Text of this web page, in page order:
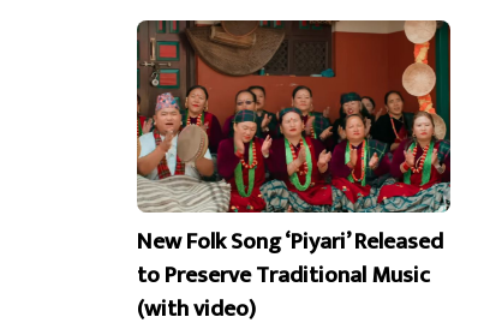
New Folk Song ‘Piyari’ Released
to Preserve Traditional Music
(with video)